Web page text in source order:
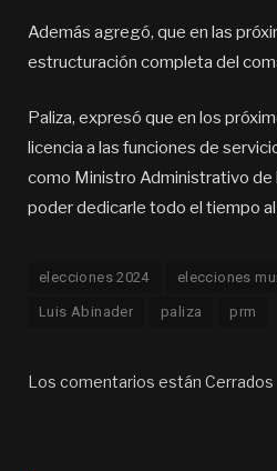
Además agregó, que en las
estructuración completa del
Paliza, expresó que en los
licencia a las funciones de
como Ministro Administrativo de
poder dedicarle todo el tiempo
elecciones 2024 elecciones
Luis Abinader paliza prm
Los comentarios están Cerrados